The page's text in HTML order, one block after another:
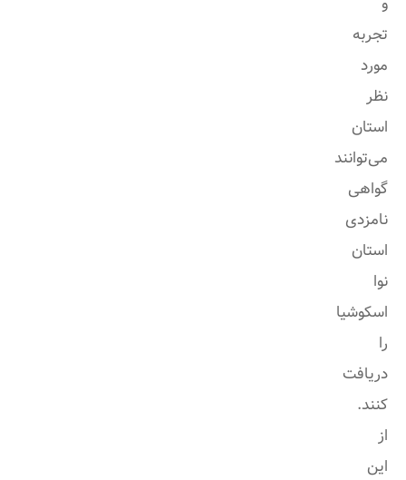
تجربه
مورد
نظر
استان
می‌توانند
گواهی
نامزدی
استان
نوا
اسکوشیا
دریافت
کنند.
این